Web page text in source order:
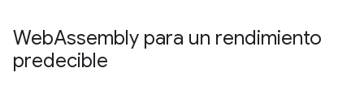
WebAssembly para un rendimiento
predecible